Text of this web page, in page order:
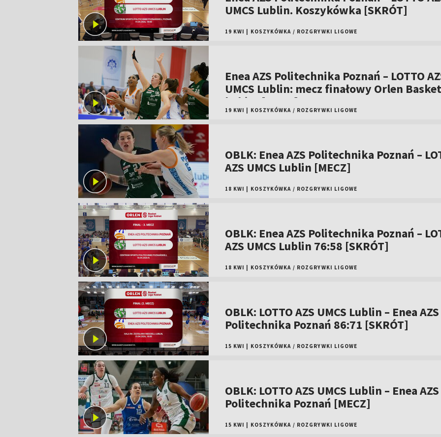
UMCS Lublin. Koszykówka [SKRÓT]
19 KWI KOSZYKÓWKA / ROZGRYWKI LIGOWE
Enea AZS Politechnika Poznań – LOTTO
UMCS Lublin: mecz finałowy Orlen
kobiet [MECZ]
19 KWI KOSZYKÓWKA / ROZGRYWKI LIGOWE
OBLK: Enea AZS Politechnika Poznań –
AZS UMCS Lublin [MECZ]
18 KWI KOSZYKÓWKA / ROZGRYWKI LIGOWE
OBLK: Enea AZS Politechnika Poznań –
AZS UMCS Lublin 76:58 [SKRÓT]
18 KWI KOSZYKÓWKA / ROZGRYWKI LIGOWE
OBLK: LOTTO AZS UMCS Lublin – Enea AZS
Politechnika Poznań 86:71 [SKRÓT]
15 KWI KOSZYKÓWKA / ROZGRYWKI LIGOWE
OBLK: LOTTO AZS UMCS Lublin – Enea AZS
Politechnika Poznań [MECZ]
15 KWI KOSZYKÓWKA / ROZGRYWKI LIGOWE